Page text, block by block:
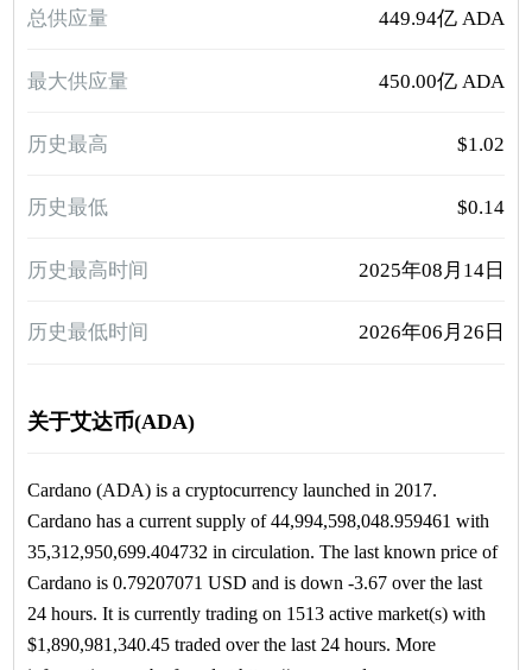
总供应量 449.94亿 ADA
最大供应量 450.00亿 ADA
历史最高 $1.02
历史最低 $0.14
历史最高时间 2025年08月14日
历史最低时间 2026年06月26日
关于艾达币(ADA)
Cardano (ADA) is a cryptocurrency launched in 2017.
Cardano has a current supply of 44,994,598,048.959461 with
35,312,950,699.404732 in circulation. The last known price of
Cardano is 0.79207071 USD and is down -3.67 over the last
24 hours. It is currently trading on 1513 active market(s) with
$1,890,981,340.45 traded over the last 24 hours. More